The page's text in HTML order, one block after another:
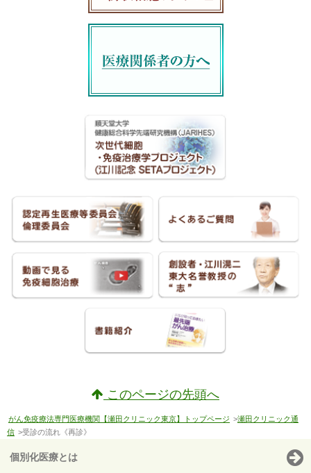
このページの先頭へ
がん免疫療法専門医療機関【瀬田クリニック東京】トップページ >瀬田クリニック通
信 >受診の流れ《再診》
個別化医療とは